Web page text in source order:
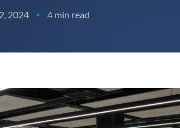
2024 • 4 min read